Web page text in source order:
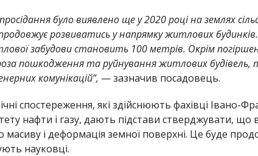
було виявлено ще у 2020 році на землях
розвиватись у напрямку житлових
забудови становить 100 метрів. Окрім
пошкодження та руйнування житлових
комунікацій”, — зазначив посадовець.
спостереження, які здійснюють фахівці Івано-
нафти і газу, дають підстави стверджувати, що
масиву і деформація земної поверхні. Це буде
науковці.